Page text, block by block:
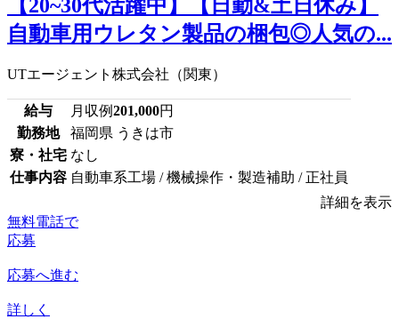
【20~30代活躍中】【日勤&土日休み】
自動車用ウレタン製品の梱包◎人気の...
UTエージェント株式会社（関東）
給与 月収例201,000円
勤務地
福岡県 うきは市
寮・社宅 なし
仕事内容 自動車系工場 / 機械操作・製造補助 / 正社員
詳細を表示
無料電話で
応募
応募へ進む
詳しく